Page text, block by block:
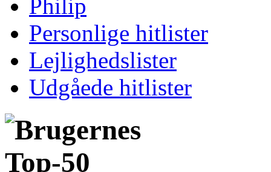
Philip
Personlige hitlister
Lejlighedslister
Udgåede hitlister